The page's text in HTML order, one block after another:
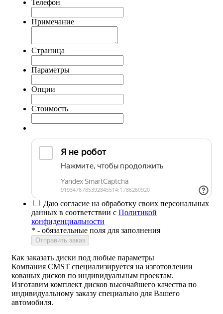
Телефон
Примечание
Страница
Параметры
Опции
Стоимость
Даю согласие на обработку своих персональных
данных в соответствии с Политикой
конфиденциальности
* - обязательные поля для заполнения
Как заказать диски под любые параметры
Компания CMST специализируется на изготовлении
кованых дисков по индивидуальным проектам.
Изготавим комплект дисков высочайшего качества по
индивидуальному заказу специально для Вашего
автомобиля.